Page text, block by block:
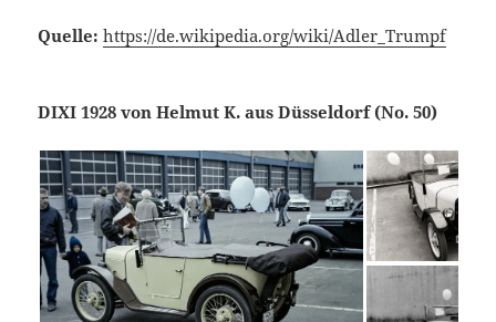
Quelle: https://de.wikipedia.org/wiki/Adler_Trumpf
DIXI 1928 von Helmut K. aus Düsseldorf (No. 50)